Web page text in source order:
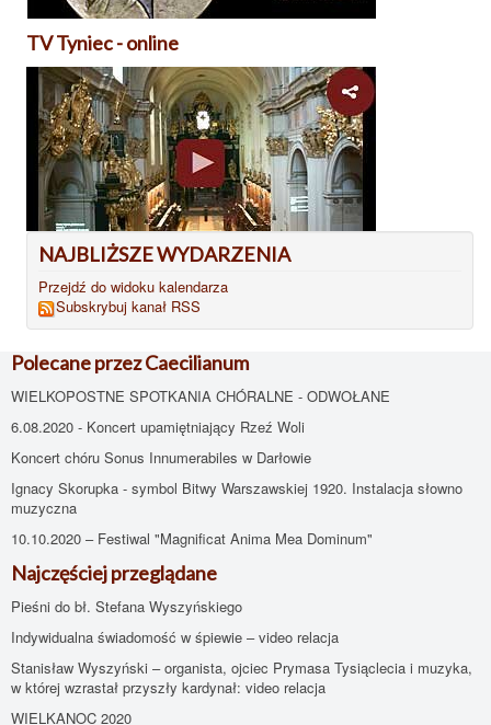
TV Tyniec - online
NAJBLIŻSZE WYDARZENIA
Przejdź do widoku kalendarza
Subskrybuj kanał RSS
Polecane przez Caecilianum
WIELKOPOSTNE SPOTKANIA CHÓRALNE - ODWOŁANE
6.08.2020 - Koncert upamiętniający Rzeź Woli
Koncert chóru Sonus Innumerabiles w Darłowie
Ignacy Skorupka - symbol Bitwy Warszawskiej 1920. Instalacja słowno
muzyczna
10.10.2020 – Festiwal "Magnificat Anima Mea Dominum"
Najczęściej przeglądane
Pieśni do bł. Stefana Wyszyńskiego
Indywidualna świadomość w śpiewie – video relacja
Stanisław Wyszyński – organista, ojciec Prymasa Tysiąclecia i muzyka,
w której wzrastał przyszły kardynał: video relacja
WIELKANOC 2020